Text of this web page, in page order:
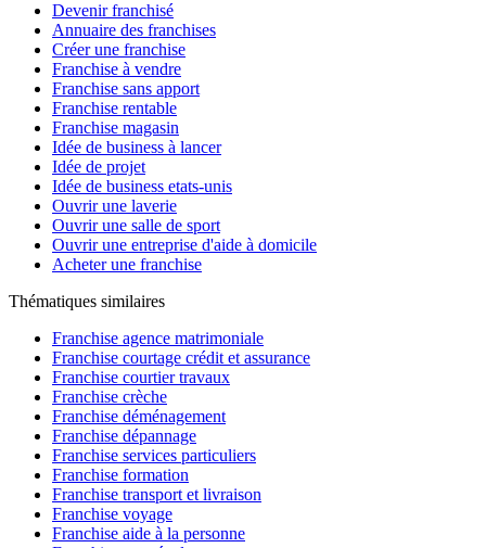
Devenir franchisé
Annuaire des franchises
Créer une franchise
Franchise à vendre
Franchise sans apport
Franchise rentable
Franchise magasin
Idée de business à lancer
Idée de projet
Idée de business etats-unis
Ouvrir une laverie
Ouvrir une salle de sport
Ouvrir une entreprise d'aide à domicile
Acheter une franchise
Thématiques similaires
Franchise agence matrimoniale
Franchise courtage crédit et assurance
Franchise courtier travaux
Franchise crèche
Franchise déménagement
Franchise dépannage
Franchise services particuliers
Franchise formation
Franchise transport et livraison
Franchise voyage
Franchise aide à la personne